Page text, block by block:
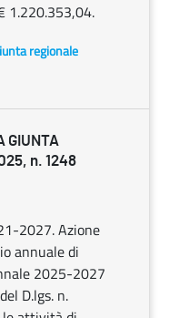
1.220.353,04.
regionale
GIUNTA
n. 1248
2027. Azione
annuale di
2025-2027
D.lgs. n.